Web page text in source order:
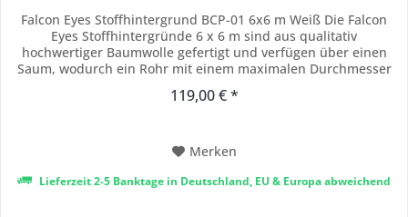
Falcon Eyes Stoffhintergrund BCP-01 6x6 m Weiß Die Falcon
Eyes Stoffhintergründe 6 x 6 m sind aus qualitativ
hochwertiger Baumwolle gefertigt und verfügen über einen
Saum, wodurch ein Rohr mit einem maximalen Durchmesser
die Stoffhintergrund leicht an Stangen von
119,00 € *
Merken
Lieferzeit 2-5 Banktage in Deutschland, EU & Europa abweichend